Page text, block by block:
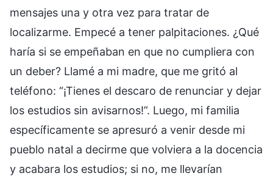
mensajes una y otra vez para tratar de
localizarme. Empecé a tener palpitaciones. ¿Qué
haría si se empeñaban en que no cumpliera con
un deber? Llamé a mi madre, que me gritó al
teléfono: “¡Tienes el descaro de renunciar y dejar
los estudios sin avisarnos!”. Luego, mi familia
específicamente se apresuró a venir desde mi
pueblo natal a decirme que volviera a la docencia
y acabara los estudios; si no, me llevarían